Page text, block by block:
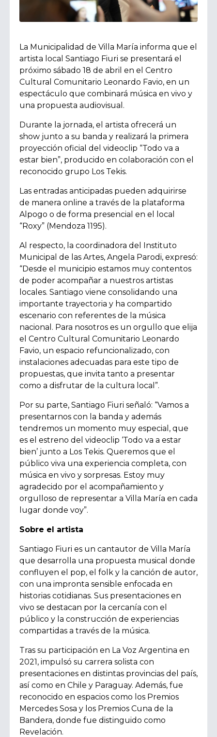
La Municipalidad de Villa María informa que el
artista local Santiago Fiuri se presentará el
próximo sábado 18 de abril en el Centro
Cultural Comunitario Leonardo Favio, en un
espectáculo que combinará música en vivo y
una propuesta audiovisual.
Durante la jornada, el artista ofrecerá un
show junto a su banda y realizará la primera
proyección oficial del videoclip “Todo va a
estar bien”, producido en colaboración con el
reconocido grupo Los Tekis.
Las entradas anticipadas pueden adquirirse
de manera online a través de la plataforma
Alpogo o de forma presencial en el local
“Roxy” (Mendoza 1195).
Al respecto, la coordinadora del Instituto
Municipal de las Artes, Angela Parodi, expresó:
“Desde el municipio estamos muy contentos
de poder acompañar a nuestros artistas
locales. Santiago viene consolidando una
importante trayectoria y ha compartido
escenario con referentes de la música
nacional. Para nosotros es un orgullo que elija
el Centro Cultural Comunitario Leonardo
Favio, un espacio refuncionalizado, con
instalaciones adecuadas para este tipo de
propuestas, que invita tanto a presentar
como a disfrutar de la cultura local”.
Por su parte, Santiago Fiuri señaló: “Vamos a
presentarnos con la banda y además
tendremos un momento muy especial, que
es el estreno del videoclip ‘Todo va a estar
bien’ junto a Los Tekis. Queremos que el
público viva una experiencia completa, con
música en vivo y sorpresas. Estoy muy
agradecido por el acompañamiento y
orgulloso de representar a Villa María en cada
lugar donde voy”.
Sobre el artista
Santiago Fiuri es un cantautor de Villa María
que desarrolla una propuesta musical donde
confluyen el pop, el folk y la canción de autor,
con una impronta sensible enfocada en
historias cotidianas. Sus presentaciones en
vivo se destacan por la cercanía con el
público y la construcción de experiencias
compartidas a través de la música.
Tras su participación en La Voz Argentina en
2021, impulsó su carrera solista con
presentaciones en distintas provincias del país,
así como en Chile y Paraguay. Además, fue
reconocido en espacios como los Premios
Mercedes Sosa y los Premios Cuna de la
Bandera, donde fue distinguido como
Revelación.